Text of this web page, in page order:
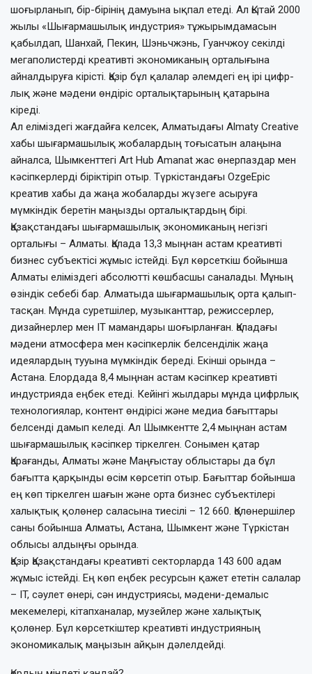
шоғырланып, бір-бірінің дамуына ықпал етеді. Ал Қытай 2000
жылы «Шы­ғармашылық индустрия» тұжырымдамасын
қабылдап, Шанхай, Пекин, Шэньчжэнь, Гуанчжоу секілді
мегаполистерді креативті экономиканың орталығына
айналдыруға кірісті. Қазір бұл қалалар әлемдегі ең ірі цифр­
лық және мәдени өндіріс орталық­тарының қатарына
кіреді.
Ал еліміздегі жағдайға келсек, Алматы­дағы Almaty Creative
хабы шығармашылық жобалардың тоғысатын алаңына
айналса, Шымкенттегі Art Hub Amanat жас өнерпаз­дар мен
кәсіпкерлерді біріктіріп отыр. Түркістандағы OzgeEpic
креатив хабы да жаңа жобаларды жүзеге асыруға
мүмкіндік беретін маңызды орталықтардың бірі.
Қазақстандағы шығармашылық эконо­ми­каның негізгі
орталығы – Алматы. Қалада 13,3 мыңнан астам креативті
бизнес субъектісі жұмыс істейді. Бұл көрсеткіш бойынша
Алматы еліміздегі абсолютті көшбасшы саналады. Мұның
өзіндік себебі бар. Алматыда шығармашылық орта қалып­
тасқан. Мұнда суретшілер, музыканттар, ре­жис­серлер,
дизайнерлер мен ІТ маман­дары шоғырланған. Қаладағы
мәдени ат­мос­фера мен кәсіпкерлік белсенділік жаңа
идеялардың тууына мүмкіндік береді. Екінші орында –
Астана. Елордада 8,4 мың­нан астам кәсіпкер креативті
индустрияда еңбек етеді. Кейінгі жылдары мұнда цифрлық
технологиялар, контент өндірісі және медиа бағыттары
белсенді дамып келеді. Ал Шымкентте 2,4 мыңнан астам
шығармашылық кәсіпкер тіркелген. Соны­мен қатар
Қарағанды, Алматы және Маң­ғыс­тау облыстары да бұл
бағытта қарқынды өсім көрсетіп отыр. Бағыттар бойынша
ең көп тіркелген шағын және орта бизнес субъектілері
халықтық қолөнер саласына тиесілі – 12 660. Қолөнершілер
саны бойынша Алматы, Астана, Шымкент және Түркістан
облысы алдыңғы орында.
Қазір Қазақстандағы креативті сектор­ларда 143 600 адам
жұмыс істейді. Ең көп еңбек ресурсын қажет ететін салалар
– IT, сәулет өнері, сән индустриясы, мәдени-демалыс
мекемелері, кітапханалар, музей­лер және халықтық
қолөнер. Бұл көрсет­кіштер креативті индустрияның
экономи­калық маңызын айқын дәлелдейді.